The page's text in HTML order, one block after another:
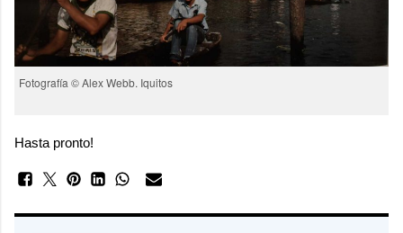
Fotografía © Alex Webb. Iquitos
Hasta pronto!